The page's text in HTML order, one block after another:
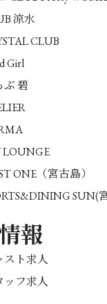
涼水
CLUB
Girl
ぶ 碧
LOUNGE
ONE（宮古島）
SUN(
報
スト求人
ッフ求人